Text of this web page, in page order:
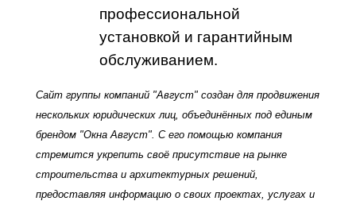
профессиональной
установкой и гарантийным
обслуживанием.
Сайт группы компаний "Август" создан для продвижения
нескольких юридических лиц, объединённых под единым
брендом "Окна Август". С его помощью компания
стремится укрепить своё присутствие на рынке
строительства и архитектурных решений,
предоставляя информацию о своих проектах, услугах и